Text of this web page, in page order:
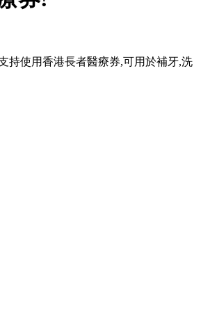
持使用香港長者醫療券,可用於補牙,洗